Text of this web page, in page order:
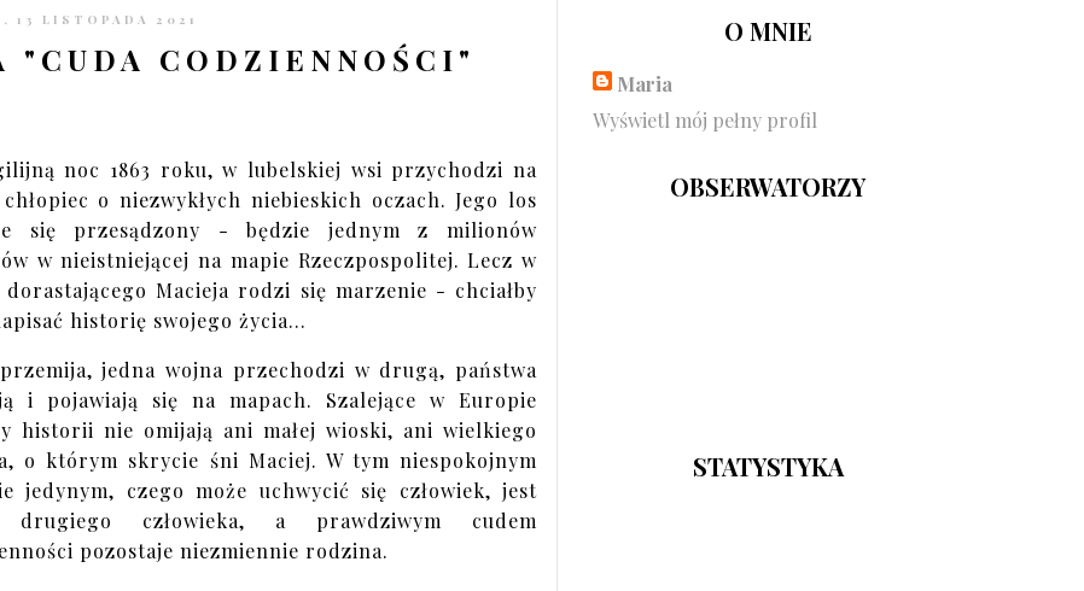
13 LISTOPADA 2021
"CUDA CODZIENNOŚCI"
noc 1863 roku, w lubelskiej wsi przychodzi na
o niezwykłych niebieskich oczach. Jego los
się przesądzony - będzie jednym z milionów
w nieistniejącej na mapie Rzeczpospolitej. Lecz w
dorastającego Macieja rodzi się marzenie - chciałby
historię swojego życia...
jedna wojna przechodzi w drugą, państwa
i pojawiają się na mapach. Szalejące w Europie
historii nie omijają ani małej wioski, ani wielkiego
o którym skrycie śni Maciej. W tym niespokojnym
jedynym, czego może uchwycić się człowiek, jest
drugiego człowieka, a prawdziwym cudem
pozostaje niezmiennie rodzina.
O MNIE
Maria
Wyświetl mój pełny profil
OBSERWATORZY
STATYSTYKA